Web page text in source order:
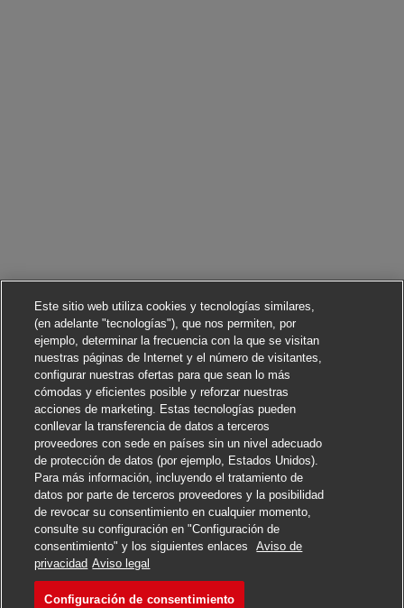
Solicitar
Este sitio web utiliza cookies y tecnologías similares,
(en adelante "tecnologías"), que nos permiten, por
ejemplo, determinar la frecuencia con la que se visitan
nuestras páginas de Internet y el número de visitantes,
configurar nuestras ofertas para que sean lo más
cómodas y eficientes posible y reforzar nuestras
acciones de marketing. Estas tecnologías pueden
conllevar la transferencia de datos a terceros
proveedores con sede en países sin un nivel adecuado
de protección de datos (por ejemplo, Estados Unidos).
Para más información, incluyendo el tratamiento de
datos por parte de terceros proveedores y la posibilidad
de revocar su consentimiento en cualquier momento,
consulte su configuración en "Configuración de
consentimiento" y los siguientes enlaces
Aviso de
privacidad Aviso legal
Configuración de consentimiento